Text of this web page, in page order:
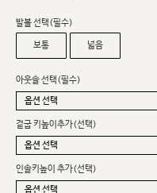
발볼 선택(필수)
보통 넓음
아웃솔 선택(필수)
겉굽 키높이추가(선택)
인솔키높이 추가(선택)